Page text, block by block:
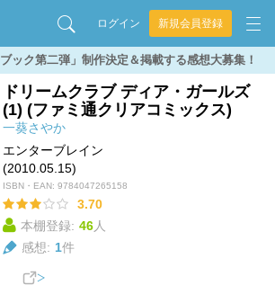
ログイン 新規会員登録
ブック第二弾」制作決定＆掲載する感想大募集！
ドリームクラブ ディア・ガールズ
(1) (ファミ通クリアコミックス)
一葵さやか
エンターブレイン
(2010.05.15)
ISBN・EAN: 9784047265158
3.70
本棚登録: 46人
感想: 1件